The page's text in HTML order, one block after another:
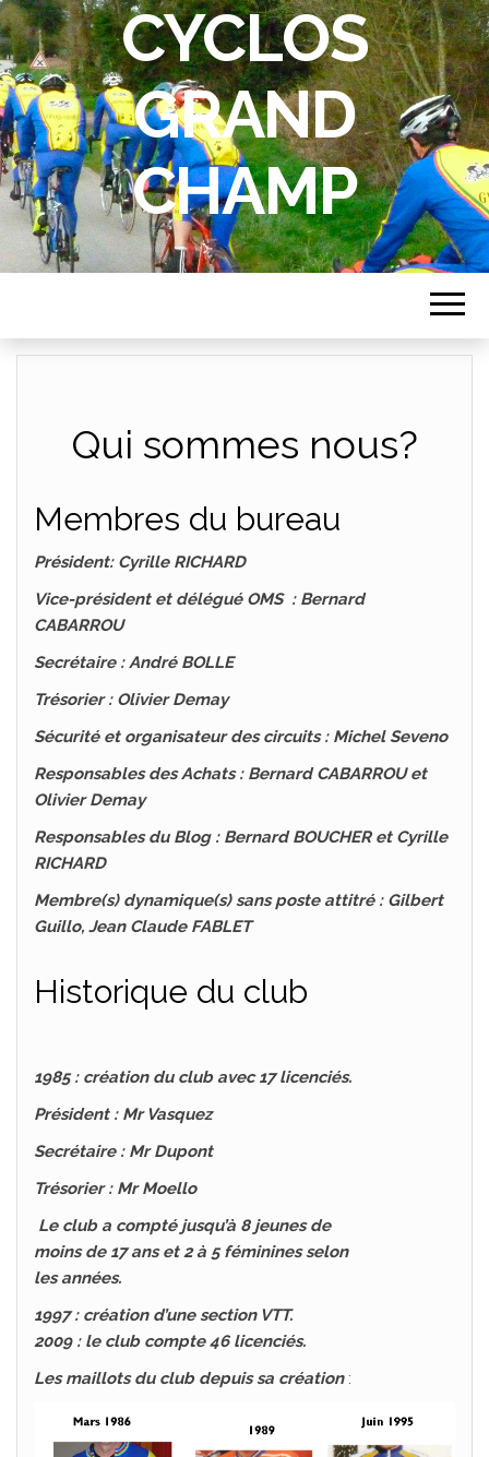
CYCLOS
GRAND
CHAMP
Qui sommes nous?
Membres du bureau
Président: Cyrille RICHARD
Vice-président et délégué OMS : Bernard
CABARROU
Secrétaire : André BOLLE
Trésorier : Olivier Demay
Sécurité et organisateur des circuits : Michel Seveno
Responsables des Achats : Bernard CABARROU et
Olivier Demay
Responsables du Blog : Bernard BOUCHER et Cyrille
RICHARD
Membre(s) dynamique(s) sans poste attitré : Gilbert
Guillo, Jean Claude FABLET
Historique du club
1985 : création du club avec 17 licenciés.
Président : Mr Vasquez
Secrétaire : Mr Dupont
Trésorier : Mr Moello
Le club a compté jusqu’à 8 jeunes de
moins de 17 ans et 2 à 5 féminines selon
les années.
1997 : création d’une section VTT.
2009 : le club compte 46 licenciés.
Les maillots du club depuis sa création: